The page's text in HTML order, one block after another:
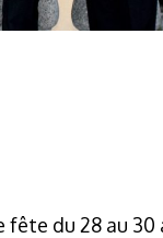
du 28 au